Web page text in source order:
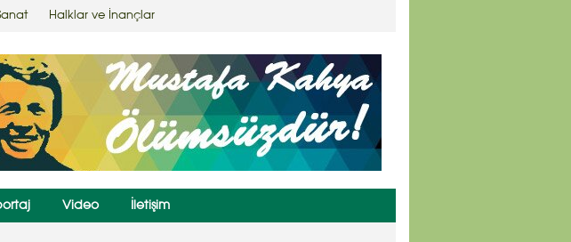
Halklar ve İnançlar
Video İletişim